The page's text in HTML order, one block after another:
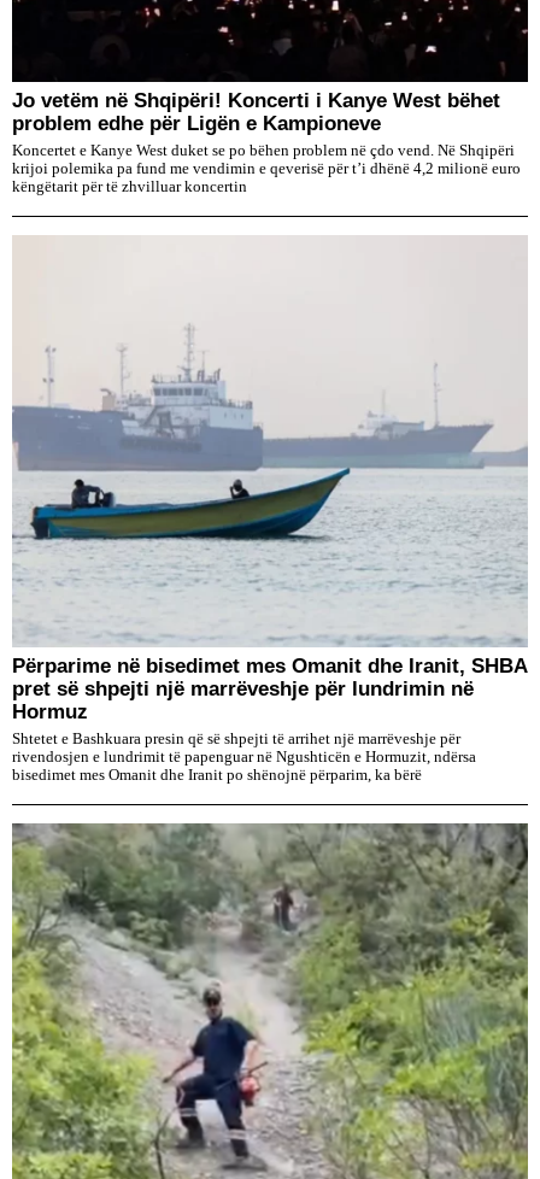
Jo vetëm në Shqipëri! Koncerti i Kanye West bëhet
problem edhe për Ligën e Kampioneve
Koncertet e Kanye West duket se po bëhen problem në çdo vend. Në Shqipëri
krijoi polemika pa fund me vendimin e qeverisë për t’i dhënë 4,2 milionë euro
këngëtarit për të zhvilluar koncertin
Përparime në bisedimet mes Omanit dhe Iranit, SHBA
pret së shpejti një marrëveshje për lundrimin në
Hormuz
Shtetet e Bashkuara presin që së shpejti të arrihet një marrëveshje për
rivendosjen e lundrimit të papenguar në Ngushticën e Hormuzit, ndërsa
bisedimet mes Omanit dhe Iranit po shënojnë përparim, ka bërë